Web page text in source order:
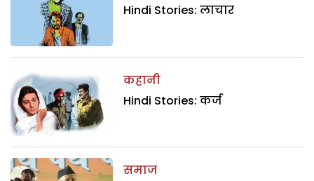
Hindi Stories: लाचार
कहानी
Hindi Stories: कर्ज
समाज